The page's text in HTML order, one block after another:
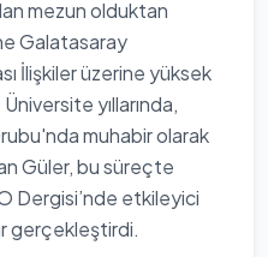
mezun olduktan
Galatasaray
İlişkiler üzerine yüksek
yıllarında,
muhabir olarak
Güler, bu süreçte
Dergisi’nde etkileyici
gerçekleştirdi.